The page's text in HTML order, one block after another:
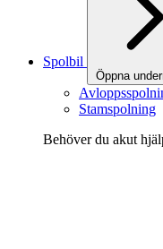
Spolbil
Öppna
Stamspolning
Behöver du akut